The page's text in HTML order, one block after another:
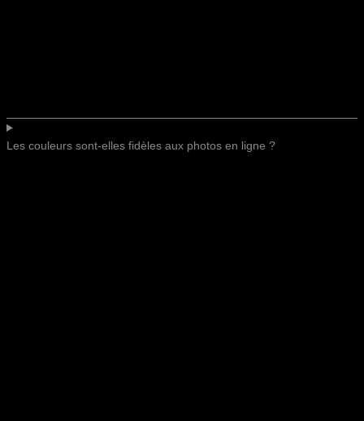
Les couleurs sont-elles fidèles aux photos en ligne ?